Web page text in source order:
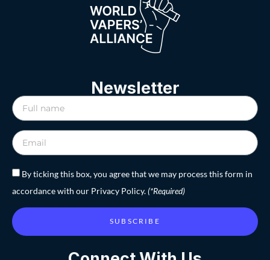
Newsletter
By ticking this box, you agree that we may process this form in
accordance with our Privacy Policy.(*Required)
SUBSCRIBE